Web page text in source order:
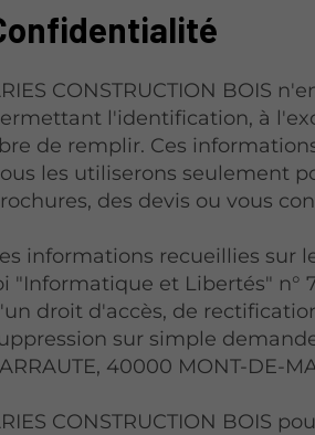
CONSTRUCTION BOIS
l'identification, à
de remplir. Ces
les utiliserons seulement
des devis ou vous
informations recueillies sur
"Informatique et Libertés" n°
droit d'accès, de
sur simple demande
40000 MONT-DE-
CONSTRUCTION BOIS